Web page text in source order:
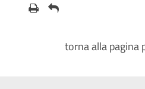
torna alla pagina